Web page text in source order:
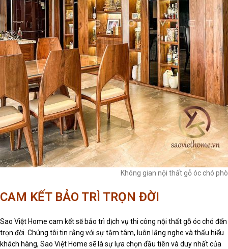
Không gian nội thất gỗ óc chó
CAM KẾT BẢO TRÌ TRỌN ĐỜI
Sao Việt Home cam kết sẽ bảo trì dịch vụ thi công nội thất gỗ óc chó đến
trọn đời. Chúng tôi tin rằng với sự tậm tâm, luôn lắng nghe và thấu hiểu
khách hàng, Sao Việt Home sẽ là sự lựa chọn đầu tiên và duy nhất của